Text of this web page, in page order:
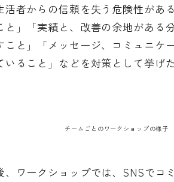
活者からの信頼を失う危険性があ
と」「実績と、改善の余地がある
こと」「メッセージ、コミュニケ
ること」などを対策として挙げた
チームごとのワークショップの様子
、ワークショップでは、SNSでコ